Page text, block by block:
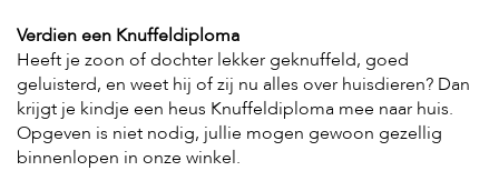
K
a
t
t
e
n
Verdien een Knuffeldiploma
Heeft je zoon of dochter lekker geknuffeld, goed
geluisterd, en weet hij of zij nu alles over huisdieren? Dan
krijgt je kindje een heus Knuffeldiploma mee naar huis.
Opgeven is niet nodig, jullie mogen gewoon gezellig
binnenlopen in onze winkel.